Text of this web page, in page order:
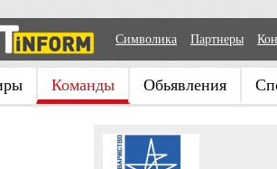
Символика Партнеры
Команды Обьявления